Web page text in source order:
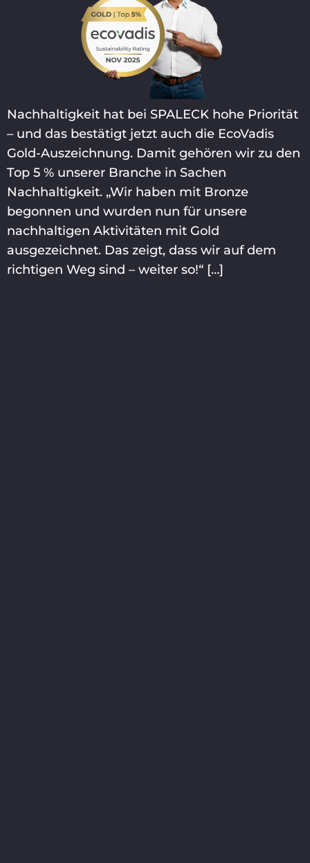
Nachhaltigkeit hat bei SPALECK hohe Priorität
– und das bestätigt jetzt auch die EcoVadis
Gold-Auszeichnung. Damit gehören wir zu den
Top 5 % unserer Branche in Sachen
Nachhaltigkeit. „Wir haben mit Bronze
begonnen und wurden nun für unsere
nachhaltigen Aktivitäten mit Gold
ausgezeichnet. Das zeigt, dass wir auf dem
richtigen Weg sind – weiter so!“ […]